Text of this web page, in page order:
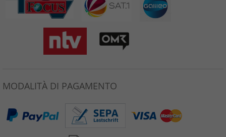
MODALITÀ DI PAGAMENTO